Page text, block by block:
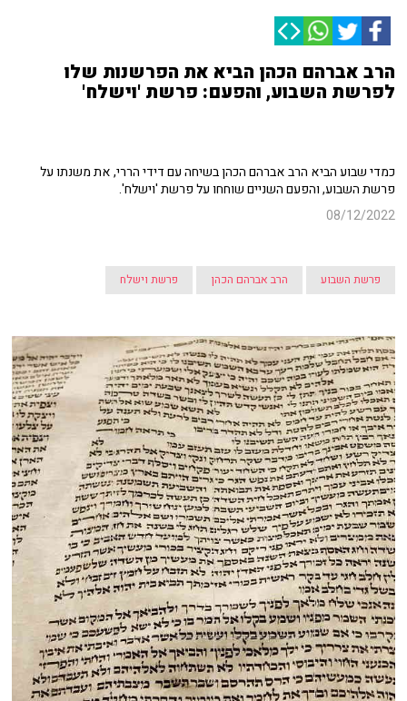
הרב אברהם הכהן הביא את הפרשנות שלו
לפרשת השבוע, והפעם: פרשת 'וישלח'
כמדי שבוע הביא הרב אברהם הכהן בשיחה עם דידי הררי, את משנתו על
פרשת השבוע, והפעם השניים שוחחו על פרשת 'וישלח'.
08/12/2022
פרשת השבוע הרב אברהם הכהן פרשת וישלח